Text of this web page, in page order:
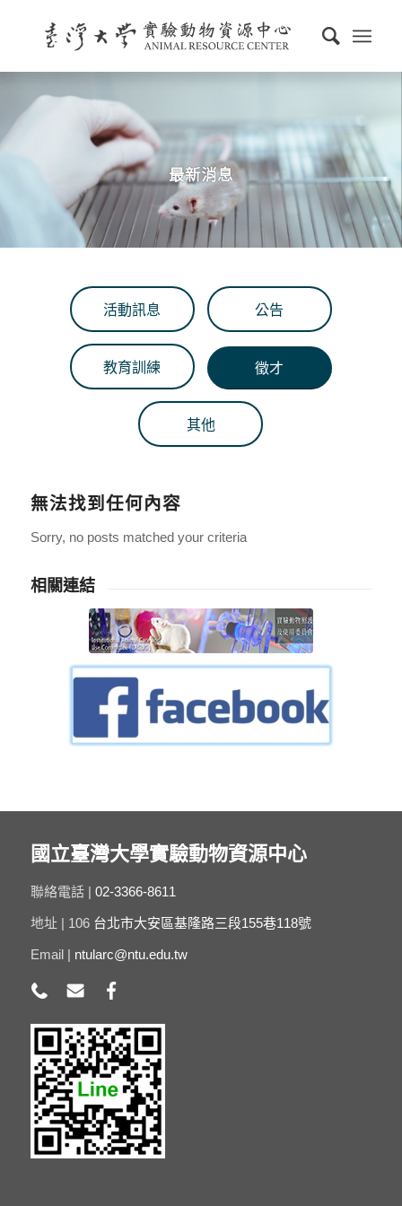
最新消息
活動訊息 公告
教育訓練 徵才
其他
無法找到任何內容
Sorry, no posts matched your criteria
相關連結
國立臺灣大學實驗動物資源中心
聯絡電話 | 02-3366-8611
地址 | 106 台北市大安區基隆路三段155巷118號
Email | ntularc@ntu.edu.tw